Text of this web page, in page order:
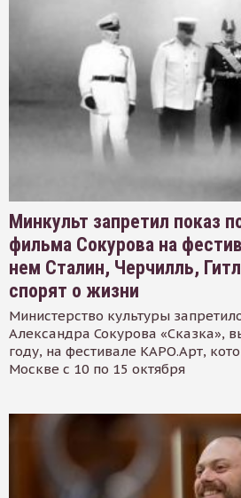
Минкульт запретил показ
фильма Сокурова на
нем Сталин, Черчилль,
спорят о жизни
Министерство культуры
Александра Сокурова «Сказка»,
году, на фестивале КАРО.Арт,
Москве с 10 по 15 октября